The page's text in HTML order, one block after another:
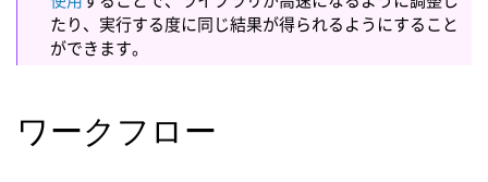
たり、実行する度に同じ結果が得られるようにすること
ができます。
ワークフロー